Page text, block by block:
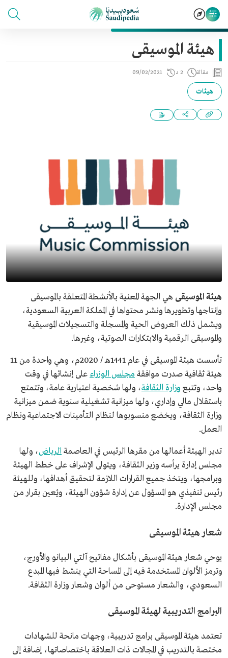
هيئة الموسيقى
مقالة 2 د 09/02/2021
هيئات
هيئة الموسيقى هي الجهة المعنية بالأنشطة المتعلقة بالموسيقى
وإنتاجها وتطويرها ونشر محتواها في المملكة العربية السعودية،
ويشمل ذلك العروض الحية والمسجلة والتسجيلات الموسيقية
والموسيقى الرقمية والابتكارات الصوتية، وغيرها.
تأسست هيئة الموسيقى في عام 1441هـ / 2020م، وهي واحدة من 11
هيئة ثقافية صدرت موافقة مجلس الوزراءعلى إنشائها في وقت
واحد، وتتبع وزارة الثقافة، ولها شخصية اعتبارية عامة، وتتمتع
باستقلال مالي وإداري، ولها ميزانية تشغيلية سنوية ضمن ميزانية
وزارة الثقافة، ويخضع منسوبوها لنظام التأمينات الاجتماعية ونظام
العمل.
تدير الهيئة أعمالها من مقرها الرئيس في العاصمة الرياض، ولها
مجلس إدارة يرأسه وزير الثقافة، ويتولى الإشراف على خطط الهيئة
وبرامجها، ويتخذ جميع القرارات اللازمة لتحقيق أهدافها، وللهيئة
رئيس تنفيذي هو المسؤول عن إدارة شؤون الهيئة، ويُعين بقرار من
مجلس الإدارة.
شعار هيئة الموسيقى
يوحي شعار هيئة الموسيقى بأشكال مفاتيح آلتي البيانو والأورج،
وترمز الألوان المستخدمة فيه إلى المساحة التي ينشط فيها المبدع
السعودي، والشعار مستوحى من ألوان وشعار وزارة الثقافة.
البرامج التدريبية لهيئة الموسيقى
تعتمد هيئة الموسيقى برامج تدريبية، وجهات مانحة للشهادات
مختصة بالتدريب في المجالات ذات العلاقة باختصاصاتها، إضافة إلى